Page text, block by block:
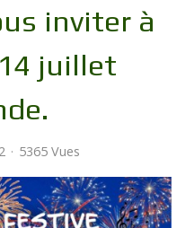
inviter à
juillet
5365 Vues